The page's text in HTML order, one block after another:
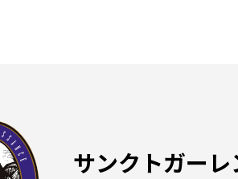
サンクトガー